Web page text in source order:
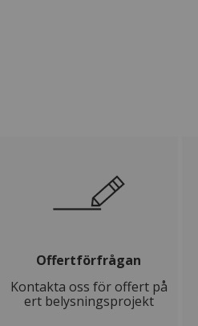
Offertförfrågan
Kontakta oss för offert på
ert belysningsprojekt